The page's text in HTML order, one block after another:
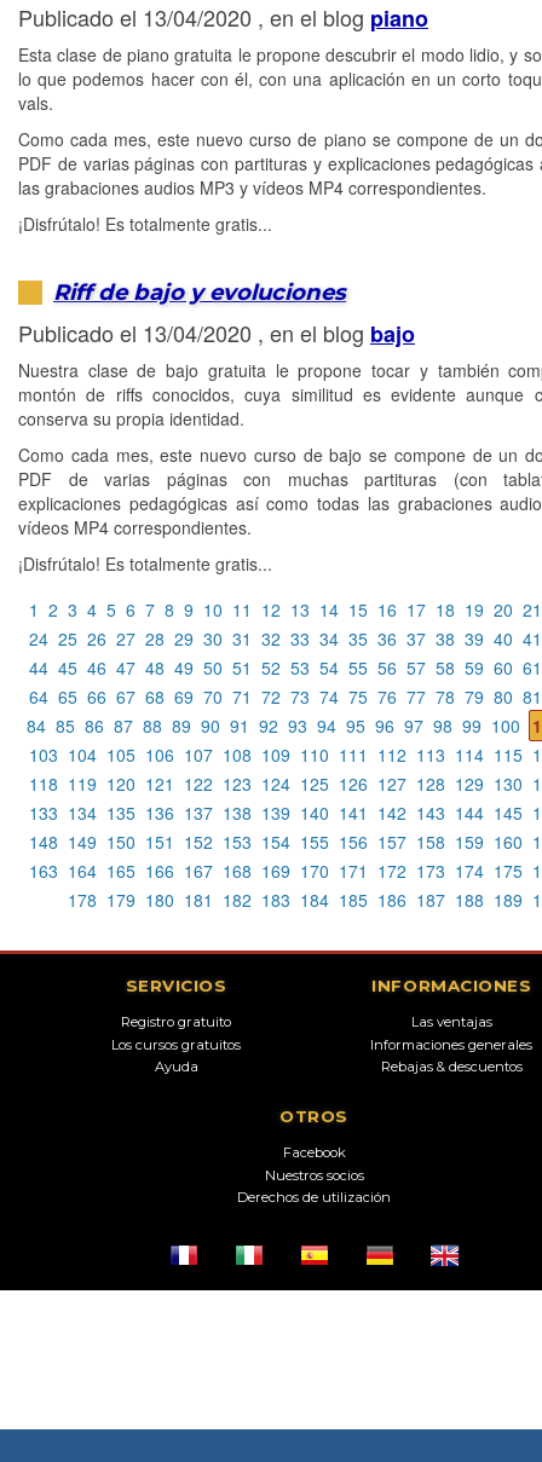
Publicado el 13/04/2020 , en el blog piano
Esta clase de piano gratuita le propone descubrir el modo lidio, y
lo que podemos hacer con él, con una aplicación en un corto
vals.
Como cada mes, este nuevo curso de piano se compone de un
PDF de varias páginas con partituras y explicaciones pedagógicas
las grabaciones audios MP3 y vídeos MP4 correspondientes.
¡Disfrútalo! Es totalmente gratis...
Riff de bajo y evoluciones
Publicado el 13/04/2020 , en el blog bajo
Nuestra clase de bajo gratuita le propone tocar y también
montón de riffs conocidos, cuya similitud es evidente aunque
conserva su propia identidad.
Como cada mes, este nuevo curso de bajo se compone de un
PDF de varias páginas con muchas partituras (con
explicaciones pedagógicas así como todas las grabaciones
vídeos MP4 correspondientes.
¡Disfrútalo! Es totalmente gratis...
1 2 3 4 5 6 7 8 9 10 11 12 13 14 15 16 17 18 19 20 21
24 25 26 27 28 29 30 31 32 33 34 35 36 37 38 39 40 41
44 45 46 47 48 49 50 51 52 53 54 55 56 57 58 59 60 61
64 65 66 67 68 69 70 71 72 73 74 75 76 77 78 79 80 81
84 85 86 87 88 89 90 91 92 93 94 95 96 97 98 99 100
103 104 105 106 107 108 109 110 111 112 113 114 115
118 119 120 121 122 123 124 125 126 127 128 129 130
133 134 135 136 137 138 139 140 141 142 143 144 145
148 149 150 151 152 153 154 155 156 157 158 159 160
163 164 165 166 167 168 169 170 171 172 173 174 175
178 179 180 181 182 183 184 185 186 187 188 189
SERVICIOS
Registro gratuito
Los cursos gratuitos
Ayuda
INFORMACIONES
Las ventajas
Informaciones generales
Rebajas & descuentos
OTROS
Facebook
Nuestros socios
Derechos de utilización